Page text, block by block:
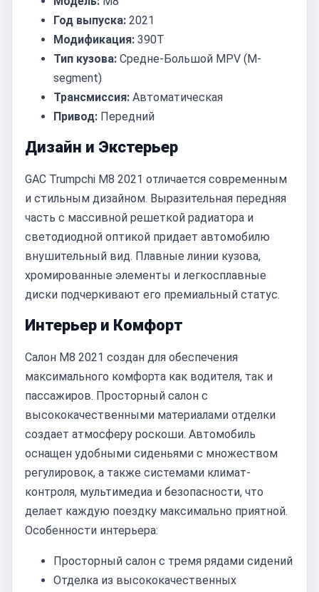
Год выпуска: 2021
Модификация: 390T
Тип кузова: Средне-Большой MPV (M-
segment)
Трансмиссия: Автоматическая
Привод: Передний
Дизайн и Экстерьер
GAC Trumpchi M8 2021 отличается современным
и стильным дизайном. Выразительная передняя
часть с массивной решеткой радиатора и
светодиодной оптикой придает автомобилю
внушительный вид. Плавные линии кузова,
хромированные элементы и легкосплавные
диски подчеркивают его премиальный статус.
Интерьер и Комфорт
Салон M8 2021 создан для обеспечения
максимального комфорта как водителя, так и
пассажиров. Просторный салон с
высококачественными материалами отделки
создает атмосферу роскоши. Автомобиль
оснащен удобными сиденьями с множеством
регулировок, а также системами климат-
контроля, мультимедиа и безопасности, что
делает каждую поездку максимально приятной.
Особенности интерьера:
Просторный салон с тремя рядами сидений
Отделка из высококачественных